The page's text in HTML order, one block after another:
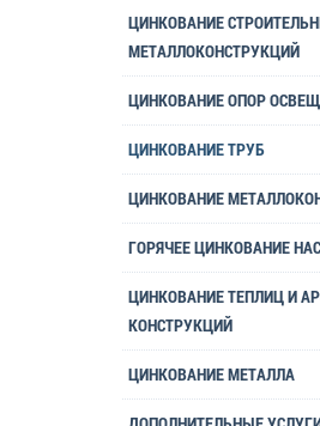
ЦИНКОВАНИЕ
МЕТАЛЛОКОНСТРУКЦИЙ
ЦИНКОВАНИЕ ОПОР
ЦИНКОВАНИЕ ТРУБ
ЦИНКОВАНИЕ
ГОРЯЧЕЕ ЦИНКОВАНИЕ
ЦИНКОВАНИЕ ТЕПЛИЦ И
КОНСТРУКЦИЙ
ЦИНКОВАНИЕ МЕТАЛЛА